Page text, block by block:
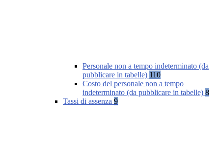
Personale non a tempo indeterminato (da
pubblicare in tabelle) 110
Costo del personale non a tempo
indeterminato (da pubblicare in tabelle) 8
Tassi di assenza 9